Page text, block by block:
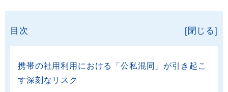
目次 [閉じる]
携帯の社用利用における「公私混同」が引き起こ
す深刻なリスク